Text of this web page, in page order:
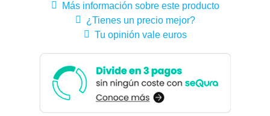
Más información sobre este producto
¿Tienes un precio mejor?
Tu opinión vale euros